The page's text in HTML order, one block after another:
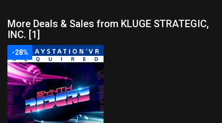
More Deals & Sales from KLUGE STRATEGIC,
INC. [1]
-28%